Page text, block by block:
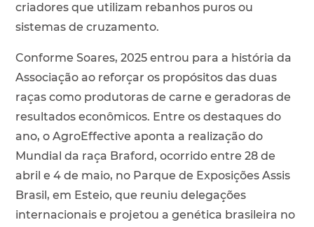
criadores que utilizam rebanhos puros ou
sistemas de cruzamento.
Conforme Soares, 2025 entrou para a história da
Associação ao reforçar os propósitos das duas
raças como produtoras de carne e geradoras de
resultados econômicos. Entre os destaques do
ano, o AgroEffective aponta a realização do
Mundial da raça Braford, ocorrido entre 28 de
abril e 4 de maio, no Parque de Exposições Assis
Brasil, em Esteio, que reuniu delegações
internacionais e projetou a genética brasileira no